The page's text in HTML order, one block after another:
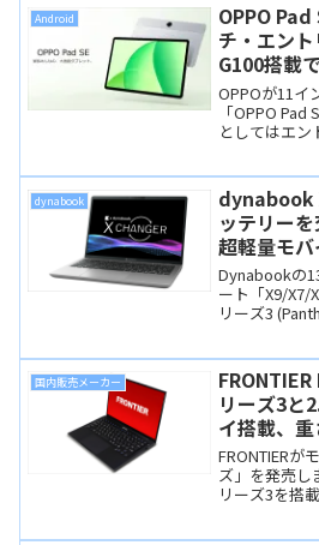
Android
OPPO Pad
チ・エン
G100搭載
OPPOが11イ
「OPPO
としてはエ
けですが、
イ、
くありませ
す。
dynabook
dynabook
ッテリー
超軽量モ
Lake搭載
Dynabookの
ート「X9/X7/
リーズ3
場！自分で
命設計が魅
のクローズド
国内販売メーカー
リーズ3と
イ搭載、
イルノート
FRONTIERが
ズ」を発売し
リーズ3を搭
解像度の有